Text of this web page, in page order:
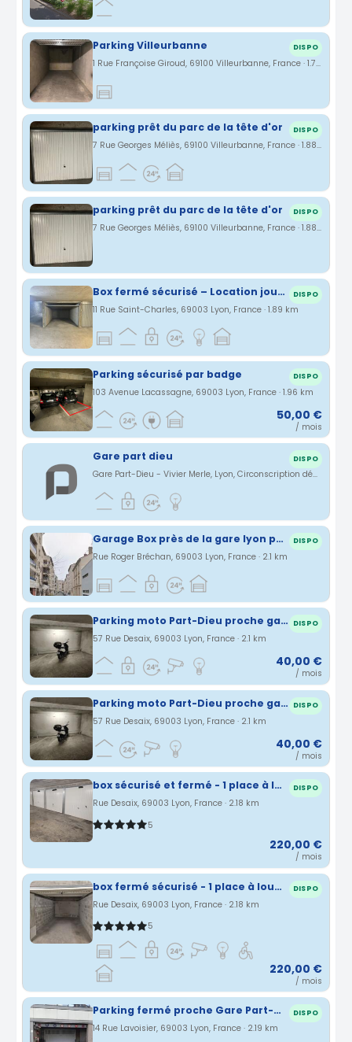
Parking Villeurbanne DISPO
1 Rue Françoise Giroud, 69100 Villeurbanne, France · 1.74 km
parking prêt du parc de la tête d'or DISPO
7 Rue Georges Méliès, 69100 Villeurbanne, France · 1.88 km
parking prêt du parc de la tête d'or DISPO
7 Rue Georges Méliès, 69100 Villeurbanne, France · 1.88 km
Box fermé sécurisé – Location jour / semaine / mois – Lyon 3 DISPO
11 Rue Saint-Charles, 69003 Lyon, France · 1.89 km
Parking sécurisé par badge DISPO
103 Avenue Lacassagne, 69003 Lyon, France · 1.96 km
50,00 €
/ mois
Gare part dieu DISPO
Gare Part-Dieu - Vivier Merle, Lyon, Circonscription départementale du Rhône, France · 1.97 km
Garage Box près de la gare lyon part dieu DISPO
Rue Roger Bréchan, 69003 Lyon, France · 2.1 km
Parking moto Part-Dieu proche gare (n°155) DISPO
57 Rue Desaix, 69003 Lyon, France · 2.1 km
40,00 €
/ mois
Parking moto Part-Dieu proche gare (n°154) DISPO
57 Rue Desaix, 69003 Lyon, France · 2.1 km
40,00 €
/ mois
box sécurisé et fermé - 1 place à louer - GARE PART DIEU DISPO
Rue Desaix, 69003 Lyon, France · 2.18 km
5
220,00 €
/ mois
box fermé sécurisé - 1 place à louer - GARE PART DIEU DISPO
Rue Desaix, 69003 Lyon, France · 2.18 km
5
220,00 €
/ mois
Parking fermé proche Gare Part-Dieu Lyon 3 DISPO
14 Rue Lavoisier, 69003 Lyon, France · 2.19 km